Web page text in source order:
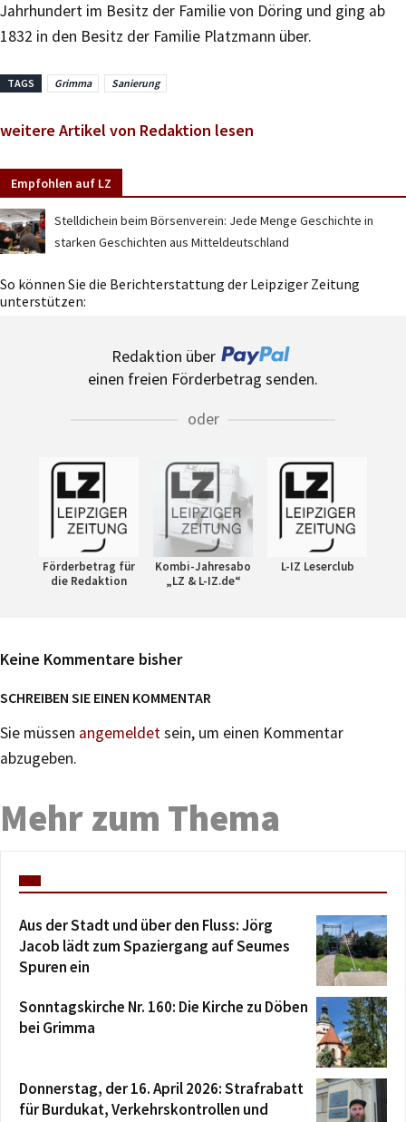
Jahrhundert im Besitz der Familie von Döring und ging ab
1832 in den Besitz der Familie Platzmann über.
TAGS Grimma Sanierung
weitere Artikel von Redaktion lesen
Empfohlen auf LZ
Stelldichein beim Börsenverein: Jede Menge Geschichte in
starken Geschichten aus Mitteldeutschland
So können Sie die Berichterstattung der Leipziger Zeitung
unterstützen:
Redaktion über
einen freien Förderbetrag senden.
oder
Förderbetrag für
die Redaktion
Kombi-Jahresabo
„LZ & L-IZ.de“
L-IZ Leserclub
Keine Kommentare bisher
SCHREIBEN SIE EINEN KOMMENTAR
Sie müssen angemeldetsein, um einen Kommentar
abzugeben.
Mehr zum Thema
Aus der Stadt und über den Fluss: Jörg
Jacob lädt zum Spaziergang auf Seumes
Spuren ein
Sonntagskirche Nr. 160: Die Kirche zu Döben
bei Grimma
Donnerstag, der 16. April 2026: Strafrabatt
für Burdukat, Verkehrskontrollen und